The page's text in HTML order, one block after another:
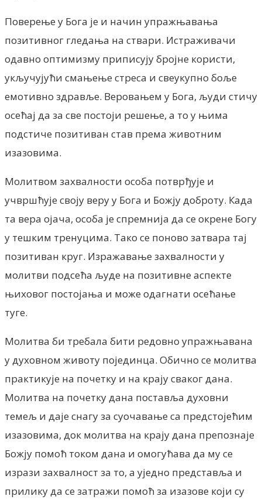
Поверење у Бога је и начин упражњавања
позитивног гледања на ствари. Истраживачи
одавно оптимизму приписују бројне користи,
укључујући смањење стреса и свеукупно боље
емотивно здравље. Веровањем у Бога, људи стичу
осећај да за све постоји решење, а то у њима
подстиче позитиван став према животним
изазовима.
Молитвом захвалности особа потврђује и
учвршћује своју веру у Бога и Божју доброту. Када
та вера ојача, особа је спремнија да се окрене Богу
у тешким тренуцима. Тако се поново затвара тај
позитиван круг. Изражавање захвалности у
молитви подсећа људе на позитивне аспекте
њиховог постојања и може одагнати осећање
туге.
Молитва би требала бити редовно упражњавана
у духовном животу појединца. Обично се молитва
практикује на почетку и на крају сваког дана.
Молитва на почетку дана поставља духовни
темељ и даје снагу за суочавање са предстојећим
изазовима, док молитва на крају дана препознаје
Божју помоћ током дана и омогућава да му се
изрази захвалност за то, а уједно представља и
прилику да се затражи помоћ за изазове који су